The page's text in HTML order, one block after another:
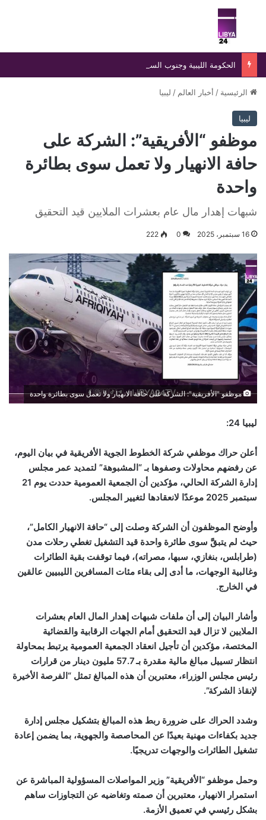
بحث عن
الرئيسية / أخبار العالم / ليبيا
ليبيا
موظفو “الأفريقية”: الشركة على
حافة الانهيار ولا تعمل سوى بطائرة
واحدة
شبهات إهدار مال عام بعشرات الملايين قيد التحقيق
16 سبتمبر، 2025 0
222
موظفو "الأفريقية": الشركة على حافة الانهيار ولا تعمل سوى بطائرة واحدة
ليبيا 24:
أعلن حراك موظفي شركة الخطوط الجوية الأفريقية في بيان اليوم،
عن رفضهم محاولات وصفوها بـ “المشبوهة” لتمديد عمر مجلس
إدارة الشركة الحالي، مؤكدين أن الجمعية العمومية حددت يوم 21
سبتمبر 2025 موعدًا لانعقادها لتغيير المجلس.
وأوضح الموظفون أن الشركة وصلت إلى “حافة الانهيار الكامل”،
حيث لم يتبقَّ سوى طائرة واحدة قيد التشغيل تغطي رحلات مدن
(طرابلس، بنغازي، سبها، مصراته)، فيما توقفت بقية الطائرات
وغالبية الوجهات، ما أدى إلى بقاء مئات المسافرين الليبيين عالقين
في الخارج.
وأشار البيان إلى أن ملفات شبهات إهدار المال العام بعشرات
الملايين لا تزال قيد التحقيق أمام الجهات الرقابية والقضائية
المختصة، مؤكدين أن تأجيل انعقاد الجمعية العمومية يرتبط بمحاولة
انتظار تسييل مبالغ مالية مقدرة بـ 57.7 مليون دينار من قرارات
رئيس مجلس الوزراء، معتبرين أن هذه المبالغ تمثل “الفرصة الأخيرة
لإنقاذ الشركة”.
وشدد الحراك على ضرورة ربط هذه المبالغ بتشكيل مجلس إدارة
جديد بكفاءات مهنية بعيدًا عن المحاصصة والجهوية، بما يضمن إعادة
تشغيل الطائرات والوجهات تدريجيًا.
وحمل موظفو “الأفريقية” وزير المواصلات المسؤولية المباشرة عن
استمرار الانهيار، معتبرين أن صمته وتغاضيه عن التجاوزات ساهم
بشكل رئيسي في تعميق الأزمة.